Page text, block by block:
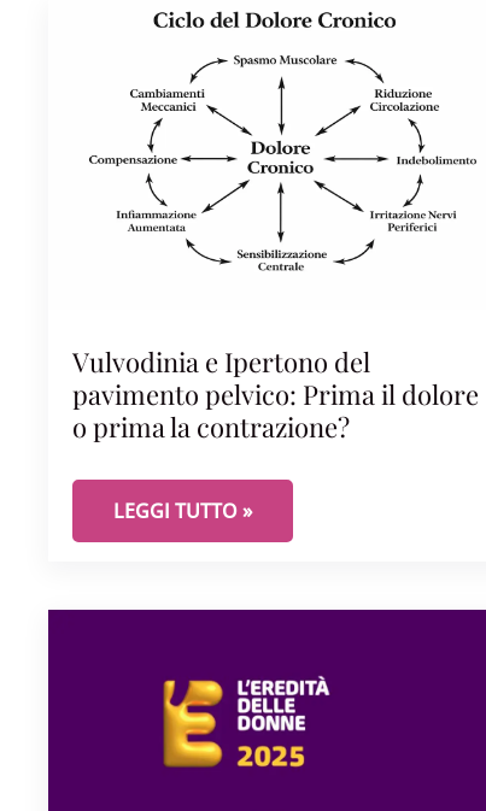
Vulvodinia e Ipertono del
pavimento pelvico: Prima il dolore
o prima la contrazione?
VULVODINIA E IPERTONO DEL
LEGGI TUTTO »